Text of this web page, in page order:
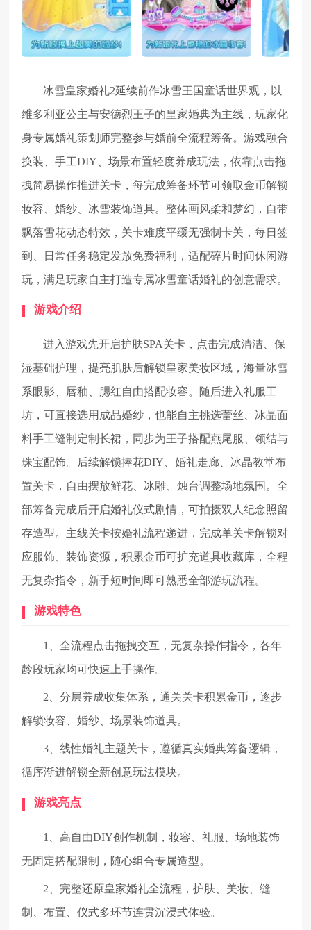
冰雪皇家婚礼2延续前作冰雪王国童话世界观，以
维多利亚公主与安德烈王子的皇家婚典为主线，玩家化
身专属婚礼策划师完整参与婚前全流程筹备。游戏融合
换装、手工DIY、场景布置轻度养成玩法，依靠点击拖
拽简易操作推进关卡，每完成筹备环节可领取金币解锁
妆容、婚纱、冰雪装饰道具。整体画风柔和梦幻，自带
飘落雪花动态特效，关卡难度平缓无强制卡关，每日签
到、日常任务稳定发放免费福利，适配碎片时间休闲游
玩，满足玩家自主打造专属冰雪童话婚礼的创意需求。
游戏介绍
进入游戏先开启护肤SPA关卡，点击完成清洁、保
湿基础护理，提亮肌肤后解锁皇家美妆区域，海量冰雪
系眼影、唇釉、腮红自由搭配妆容。随后进入礼服工
坊，可直接选用成品婚纱，也能自主挑选蕾丝、冰晶面
料手工缝制定制长裙，同步为王子搭配燕尾服、领结与
珠宝配饰。后续解锁捧花DIY、婚礼走廊、冰晶教堂布
置关卡，自由摆放鲜花、冰雕、烛台调整场地氛围。全
部筹备完成后开启婚礼仪式剧情，可拍摄双人纪念照留
存造型。主线关卡按婚礼流程递进，完成单关卡解锁对
应服饰、装饰资源，积累金币可扩充道具收藏库，全程
无复杂指令，新手短时间即可熟悉全部游玩流程。
游戏特色
1、全流程点击拖拽交互，无复杂操作指令，各年
龄段玩家均可快速上手操作。
2、分层养成收集体系，通关关卡积累金币，逐步
解锁妆容、婚纱、场景装饰道具。
3、线性婚礼主题关卡，遵循真实婚典筹备逻辑，
循序渐进解锁全新创意玩法模块。
游戏亮点
1、高自由DIY创作机制，妆容、礼服、场地装饰
无固定搭配限制，随心组合专属造型。
2、完整还原皇家婚礼全流程，护肤、美妆、缝
制、布置、仪式多环节连贯沉浸式体验。